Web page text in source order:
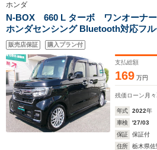
ホンダ
N-BOX 660 L ターボ ワンオーナー
ホンダセンシング Bluetooth対応フ
バックカメラ 両側電動パワースライ
ダー ETC LEDライト フォグ ハーフレ
販売店保証 購入プラン付
支払総額
169 万円
残価ローン 月々
年式 2022年
車検
'27/03
保証
保証付
住所
栃木県佐